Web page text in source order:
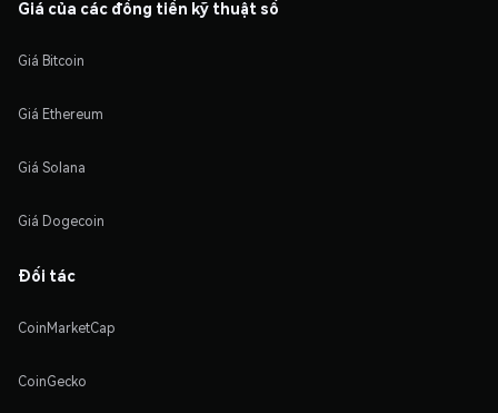
Giá của các đồng tiền kỹ thuật số
Giá Bitcoin
Giá Ethereum
Giá Solana
Giá Dogecoin
Đối tác
CoinMarketCap
CoinGecko